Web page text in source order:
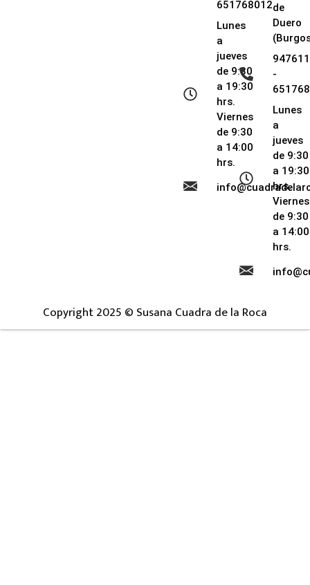
651768012
Lunes
a
jueves
de 9:30
a 19:30
hrs.
Viernes
de 9:30
a 14:00
hrs.
de
Duero
-
Lunes
a
jueves
de 9:30
a 19:30
hrs.
Viernes
de 9:30
a 14:00
hrs.
Copyright 2025 © Susana Cuadra de la Roca